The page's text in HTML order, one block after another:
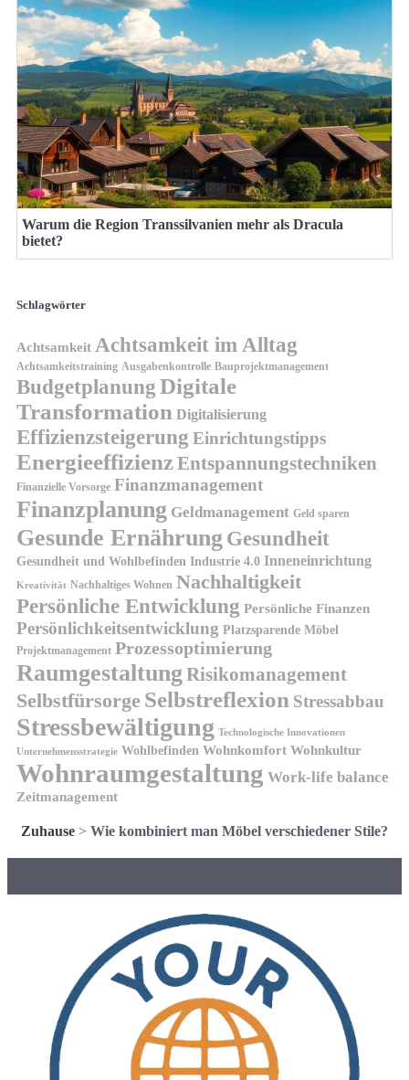
Warum die Region Transsilvanien mehr als Dracula
bietet?
Schlagwörter
Achtsamkeit Achtsamkeit im Alltag
Achtsamkeitstraining Ausgabenkontrolle Bauprojektmanagement
BudgetplanungDigitale
Transformation Digitalisierung
Effizienzsteigerung Einrichtungstipps
EnergieeffizienzEntspannungstechniken
Finanzielle Vorsorge Finanzmanagement
Finanzplanung Geldmanagement Geld sparen
Gesunde Ernährung Gesundheit
Gesundheit und Wohlbefinden Industrie 4.0 Inneneinrichtung
Kreativität Nachhaltiges Wohnen Nachhaltigkeit
Persönliche Entwicklung Persönliche Finanzen
Persönlichkeitsentwicklung Platzsparende Möbel
Projektmanagement Prozessoptimierung
Raumgestaltung Risikomanagement
Selbstfürsorge Selbstreflexion Stressabbau
Stressbewältigung Technologische Innovationen
Unternehmensstrategie Wohlbefinden Wohnkomfort Wohnkultur
Wohnraumgestaltung Work-life balance
Zeitmanagement
Zuhause > Wie kombiniert man Möbel verschiedener Stile?